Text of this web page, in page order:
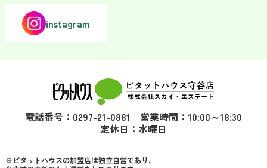
instagram
電話番号：0297-21-0881 営業時間：10:00～18:30
定休日：水曜日
※ピタットハウスの加盟店は独立自営であり、